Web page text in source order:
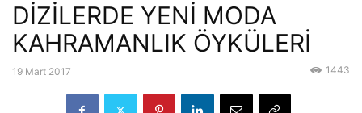
DİZİLERDE YENİ MODA
KAHRAMANLIK ÖYKÜLERİ
19 Mart 2017 1443